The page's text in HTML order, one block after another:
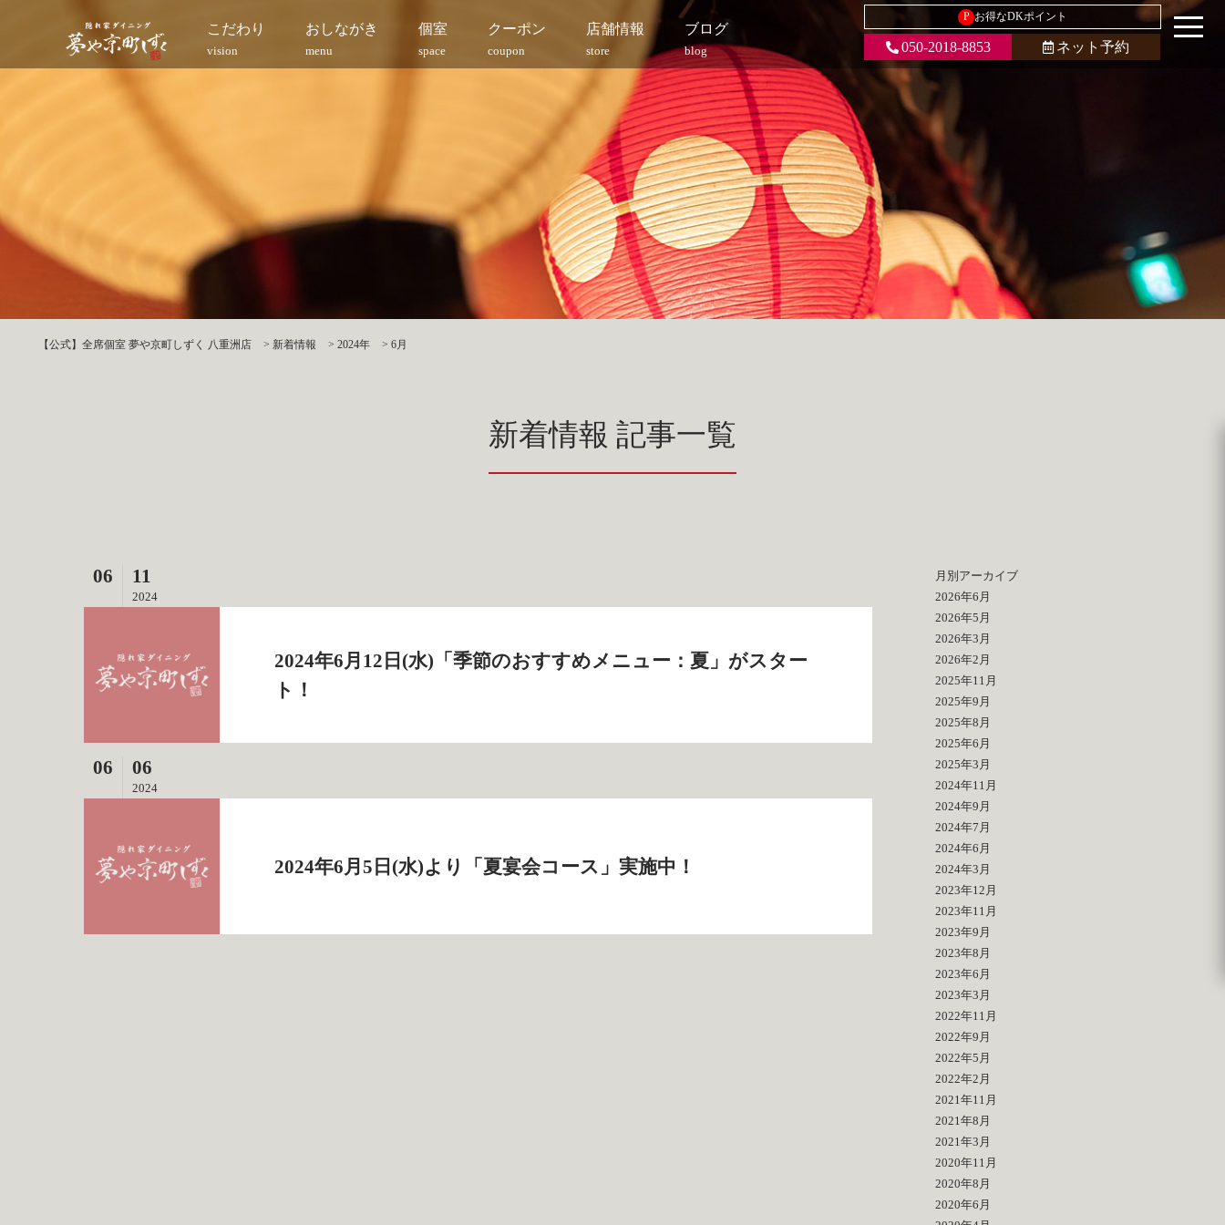
こだわり
vision
おしながき
menu
個室
space
クーポン
coupon
店舗情報
store
ブログ
blog
P お得なDKポイント
050-2018-8853 ネット予約
【公式】全席個室 夢や京町しずく 八重洲店 > 新着情報 > 2024年 > 6月
新着情報 記事一覧
06 11
2024
2024年6月12日(水)「季節のおすすめメニュー：夏」がスター
ト！
06 06
2024
2024年6月5日(水)より「夏宴会コース」実施中！
月別アーカイブ
2026年6月
2026年5月
2026年3月
2026年2月
2025年11月
2025年9月
2025年8月
2025年6月
2025年3月
2024年11月
2024年9月
2024年7月
2024年6月
2024年3月
2023年12月
2023年11月
2023年9月
2023年8月
2023年6月
2023年3月
2022年11月
2022年9月
2022年5月
2022年2月
2021年11月
2021年8月
2021年3月
2020年11月
2020年8月
2020年6月